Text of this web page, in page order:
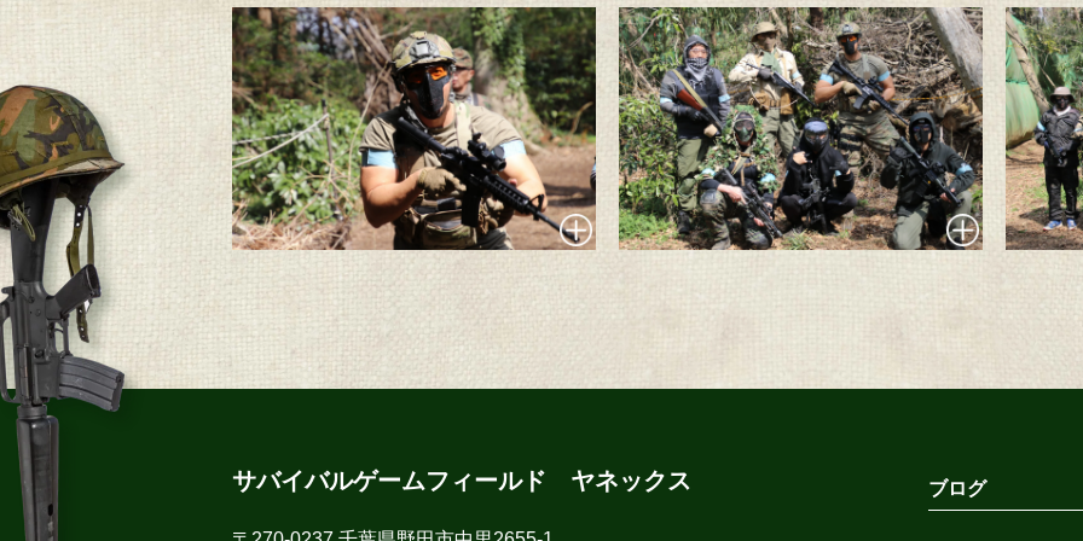
サバイバルゲームフィールド ヤネックス ブログ